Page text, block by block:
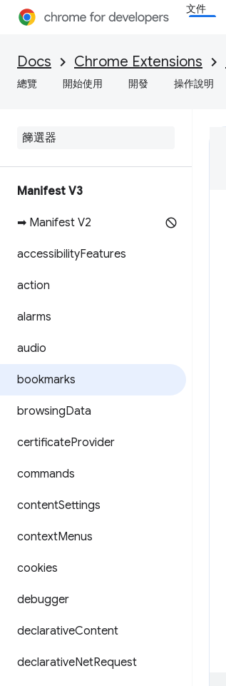
文件
Docs Chrome Extensions
總覽 開始使用 開發 操作說明
Manifest V3
➡ Manifest V2
accessibilityFeatures
action
alarms
audio
bookmarks
browsingData
certificateProvider
commands
contentSettings
contextMenus
cookies
debugger
declarativeContent
declarativeNetRequest